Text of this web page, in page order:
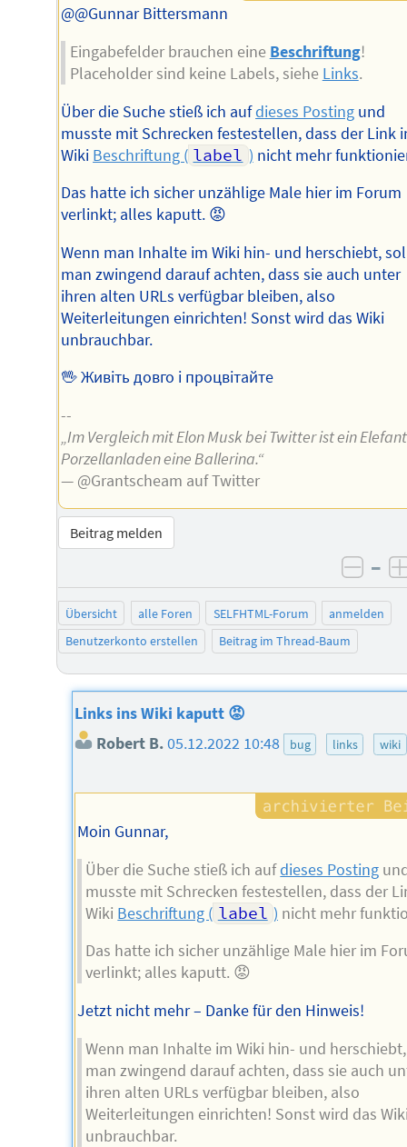
@@Gunnar Bittersmann
Eingabefelder brauchen eine Beschriftung!
Placeholder sind keine Labels, siehe Links.
Über die Suche stieß ich aufdieses Posting und
musste mit Schrecken festestellen, dass der Link
Wiki Beschriftung ( label ) nicht mehr
Das hatte ich sicher unzählige Male hier im Forum
verlinkt; alles kaputt. 😡
Wenn man Inhalte im Wiki hin- und herschiebt,
man zwingend darauf achten, dass sie auch unter
ihren alten URLs verfügbar bleiben, also
Weiterleitungen einrichten! Sonst wird das Wiki
unbrauchbar.
🖖 Живіть довго і процвітайте
--
„Im Vergleich mit Elon Musk bei Twitter ist ein
Porzellanladen eine Ballerina.“
— @Grantscheam auf Twitter
Beitrag melden
–
Übersicht alle Foren SELFHTML-Forum
anmelden
Benutzerkonto erstellen
Beitrag im Thread-Baum
Links ins Wiki kaputt 😡
Robert B.05.12.2022 10:48 bug links wiki
Moin Gunnar,
Über die Suche stieß ich aufdieses Posting
musste mit Schrecken festestellen, dass der
Wiki Beschriftung ( label ) nicht mehr
Das hatte ich sicher unzählige Male hier im
verlinkt; alles kaputt. 😡
Jetzt nicht mehr – Danke für den Hinweis!
Wenn man Inhalte im Wiki hin- und
man zwingend darauf achten, dass sie auch
ihren alten URLs verfügbar bleiben, also
Weiterleitungen einrichten! Sonst wird das
unbrauchbar.